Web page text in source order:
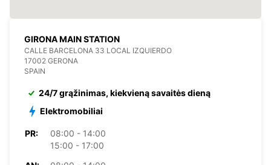
GIRONA MAIN STATION
CALLE BARCELONA 33 LOCAL IZQUIERDO
17002 GERONA
SPAIN
24/7 grąžinimas, kiekvieną savaitės dieną
Elektromobiliai
PR:
08:00 - 14:00
15:00 - 17:00